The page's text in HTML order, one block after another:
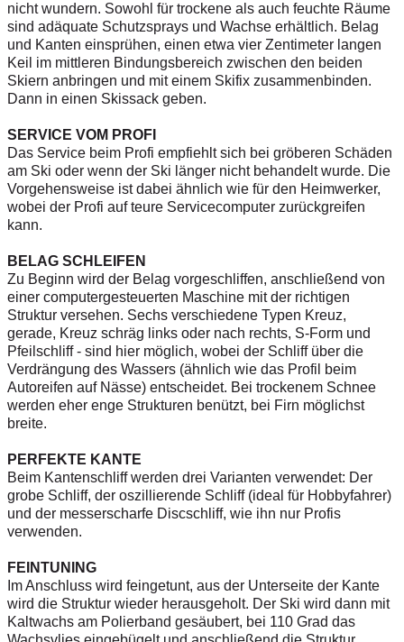
nicht wundern. Sowohl für trockene als auch feuchte Räume
sind adäquate Schutzsprays und Wachse erhältlich. Belag
und Kanten einsprühen, einen etwa vier Zentimeter langen
Keil im mittleren Bindungsbereich zwischen den beiden
Skiern anbringen und mit einem Skifix zusammenbinden.
Dann in einen Skissack geben.
SERVICE VOM PROFI
Das Service beim Profi empfiehlt sich bei gröberen Schäden
am Ski oder wenn der Ski länger nicht behandelt wurde. Die
Vorgehensweise ist dabei ähnlich wie für den Heimwerker,
wobei der Profi auf teure Servicecomputer zurückgreifen
kann.
BELAG SCHLEIFEN
Zu Beginn wird der Belag vorgeschliffen, anschließend von
einer computergesteuerten Maschine mit der richtigen
Struktur versehen. Sechs verschiedene Typen Kreuz,
gerade, Kreuz schräg links oder nach rechts, S-Form und
Pfeilschliff - sind hier möglich, wobei der Schliff über die
Verdrängung des Wassers (ähnlich wie das Profil beim
Autoreifen auf Nässe) entscheidet. Bei trockenem Schnee
werden eher enge Strukturen benützt, bei Firn möglichst
breite.
PERFEKTE KANTE
Beim Kantenschliff werden drei Varianten verwendet: Der
grobe Schliff, der oszillierende Schliff (ideal für Hobbyfahrer)
und der messerscharfe Discschliff, wie ihn nur Profis
verwenden.
FEINTUNING
Im Anschluss wird feingetunt, aus der Unterseite der Kante
wird die Struktur wieder herausgeholt. Der Ski wird dann mit
Kaltwachs am Polierband gesäubert, bei 110 Grad das